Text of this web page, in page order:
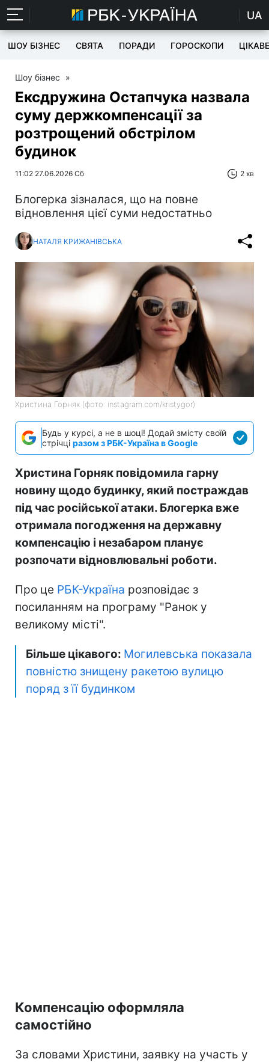
UA
ШОУ БІЗНЕС СВЯТА ПОРАДИ ГОРОСКОПИ ЦІКАВЕ
Шоу бізнес »
Ексдружина Остапчука назвала
суму держкомпенсації за
розтрощений обстрілом
будинок
11:02 27.06.2026 Сб 2 хв
Блогерка зізналася, що на повне
відновлення цієї суми недостатньо
НАТАЛЯ КРИЖАНІВСЬКА
Христина Горняк (фото: instagram.com/kristygor)
Будь у курсі, а не в шоці! Додай змісту своїй
стрічці разом з РБК-Україна в Google
Христина Горняк повідомила гарну
новину щодо будинку, який постраждав
під час російської атаки. Блогерка вже
отримала погодження на державну
компенсацію і незабаром планує
розпочати відновлювальні роботи.
Про це РБК-Україна розповідає з
посиланням на програму "Ранок у
великому місті".
Більше цікавого: Могилевська показала
повністю знищену ракетою вулицю
поряд з її будинком
Компенсацію оформляла
самостійно
За словами Христини, заявку на участь у